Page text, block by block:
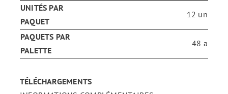
UNITÉS PAR
PAQUET
12 un
PAQUETS PAR
PALETTE
48 a
TÉLÉCHARGEMENTS